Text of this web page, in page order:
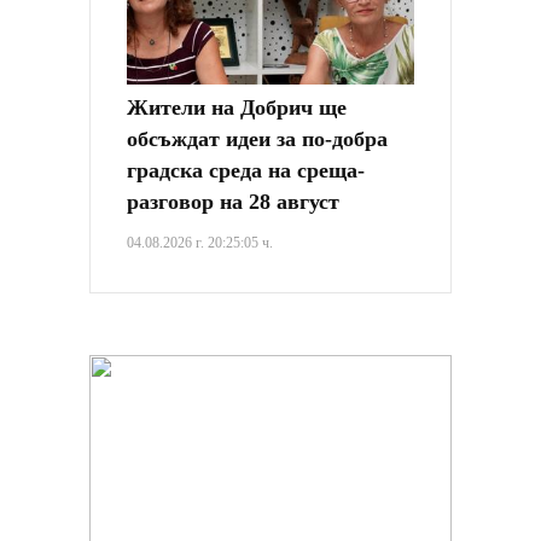
Жители на Добрич ще
обсъждат идеи за по-добра
градска среда на среща-
разговор на 28 август
04.08.2026 г. 20:25:05 ч.